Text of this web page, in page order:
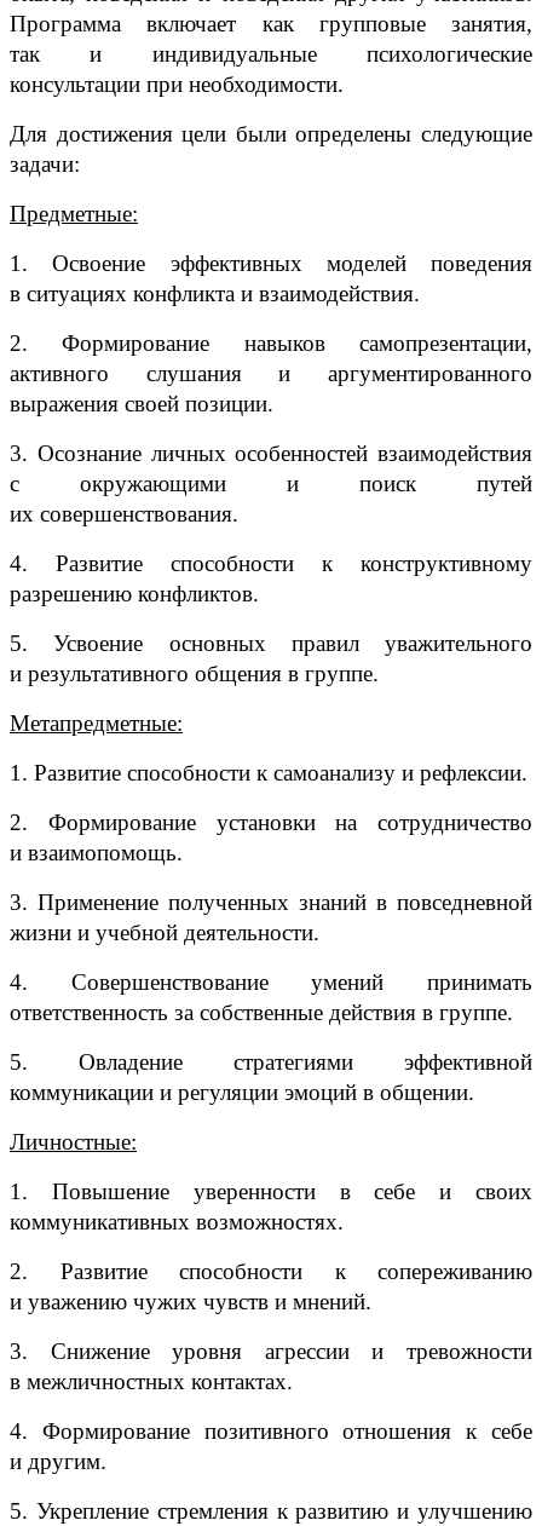
Программа включает как групповые занятия,
так и индивидуальные психологические
консультации при необходимости.
Для достижения цели были определены следующие
задачи:
Предметные:
1.
Освоение эффективных моделей поведения
в ситуациях конфликта и взаимодействия.
2.
Формирование навыков самопрезентации,
активного слушания и аргументированного
выражения своей позиции.
3. Осознание личных особенностей взаимодействия
с окружающими и поиск путей
их совершенствования.
4.
Развитие способности к конструктивному
разрешению конфликтов.
5.
Усвоение основных правил уважительного
и результативного общения в группе.
Метапредметные:
1. Развитие способности к самоанализу и рефлексии.
2.
Формирование установки на сотрудничество
и взаимопомощь.
3. Применение полученных знаний в повседневной
жизни и учебной деятельности.
4.
Совершенствование умений принимать
ответственность за собственные действия в группе.
5.
Овладение стратегиями эффективной
коммуникации и регуляции эмоций в общении.
Личностные:
1.
Повышение уверенности в себе и своих
коммуникативных возможностях.
2.
Развитие способности к сопереживанию
и уважению чужих чувств и мнений.
3.
Снижение уровня агрессии и тревожности
в межличностных контактах.
4.
Формирование позитивного отношения к себе
и другим.
5. Укрепление стремления к развитию и улучшению